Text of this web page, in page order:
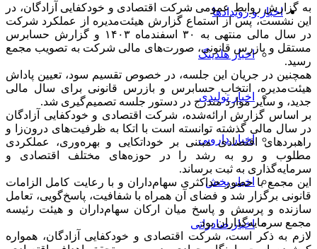
اخبار و رویدادها
اخبار هلدینگ
اخبار تولیدی
اخبار دارویی
اخبار پخش
اخبار صادراتی
به گزارش روابط عمومی شرکت اقتصادی و خودکفایی آزادگان، در
این نشست، پس از استماع گزارش هیئت‌مدیره از عملکرد شرکت
در سال مالی منتهی به ۳۰ اسفندماه ۱۴۰۳ و گزارش حسابرس
مستقل و بازرس قانونی، صورت‌های مالی شرکت به تصویب مجمع
رسید.
همچنین در جریان این جلسه، در خصوص تقسیم سود، تعیین پاداش
هیئت‌مدیره، انتخاب حسابرس و بازرس قانونی برای سال مالی
جدید، و سایر موارد مندرج در دستور جلسه تصمیم‌گیری شد.
بر اساس گزارش ارائه‌شده، شرکت اقتصادی و خودکفایی آزادگان
در سال مالی گذشته توانسته است با اتکا به ظرفیت‌های درون‌زا و
راهبردهای اقتصادی مبتنی بر خوداتکایی و بهره‌وری، عملکردی
مطلوب و رو به رشد را در حوزه‌های مختلف اقتصادی و
سرمایه‌گذاری به ثبت برساند.
این مجمع با حضور حداکثری سهام‌داران و با رعایت کامل الزامات
قانونی برگزار شد و فضای آن همراه با شفافیت، پاسخ‌گویی، تعامل
سازنده و پرسش و پاسخ میان ارکان سهام‌داران و هیئت رئیسه
مجمع سرمایه‌گذاران بود.
لازم به ذکر است، شرکت اقتصادی و خودکفایی آزادگان، همواره